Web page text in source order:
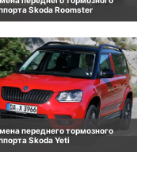
Skoda Roomster
переднего тормозного
Skoda Yeti